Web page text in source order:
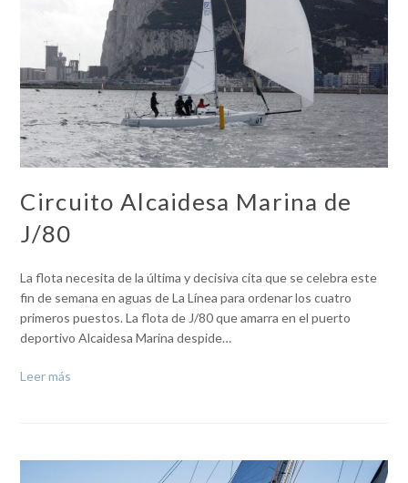
Circuito Alcaidesa Marina de
J/80
La flota necesita de la última y decisiva cita que se celebra este
fin de semana en aguas de La Línea para ordenar los cuatro
primeros puestos. La flota de J/80 que amarra en el puerto
deportivo Alcaidesa Marina despide…
Leer más